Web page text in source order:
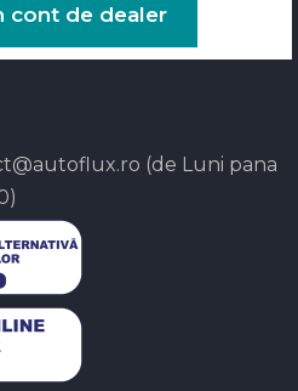
cont de dealer
(de Luni pana